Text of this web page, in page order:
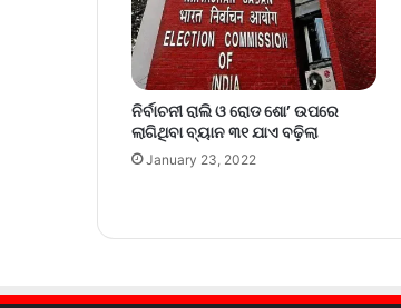
ନିର୍ବାଚନୀ ରାଲି ଓ ରୋଡ ଶୋ’ ଉପରେ
ଲାଗିଥିବା ବ୍ୟାନ ୩୧ ଯାଏ ବଢ଼ିଲା
January 23, 2022